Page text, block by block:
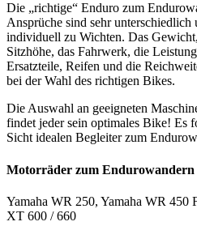
Die „richtige“ Enduro zum
Ansprüche sind sehr unterschiedlich
individuell zu Wichten. Das
Sitzhöhe, das Fahrwerk, die
Ersatzteile, Reifen und die
bei der Wahl des richtigen Bikes.
Die Auswahl an geeigneten
findet jeder sein optimales Bike! Es
Sicht idealen Begleiter zum
Motorräder zum Endurowandern
Yamaha WR 250, Yamaha WR 450
XT 600 / 660